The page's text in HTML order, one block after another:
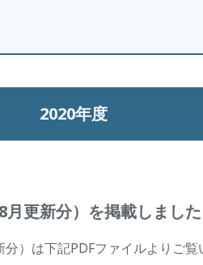
2020年度
更新分）を掲載しました
）は下記PDFファイルよりご覧